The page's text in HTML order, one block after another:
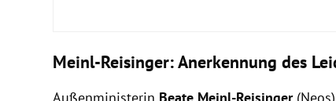
Ratko Mladićs
Meinl-Reisinger: Anerkennung des
Außenministerin Beate Meinl-Reisinger